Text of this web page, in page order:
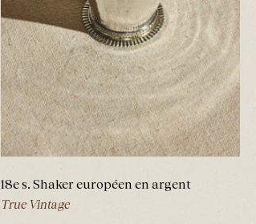
18e s. Shaker européen en argent
True Vintage